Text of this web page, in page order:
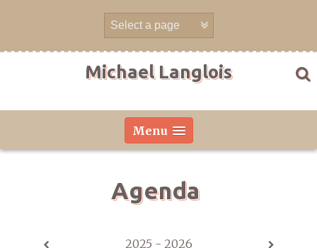
Michael Langlois
Menu
Agenda
2025 - 2026